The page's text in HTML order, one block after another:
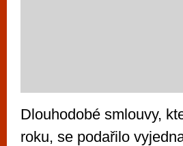
Dlouhodobé smlouvy,
roku, se podařilo